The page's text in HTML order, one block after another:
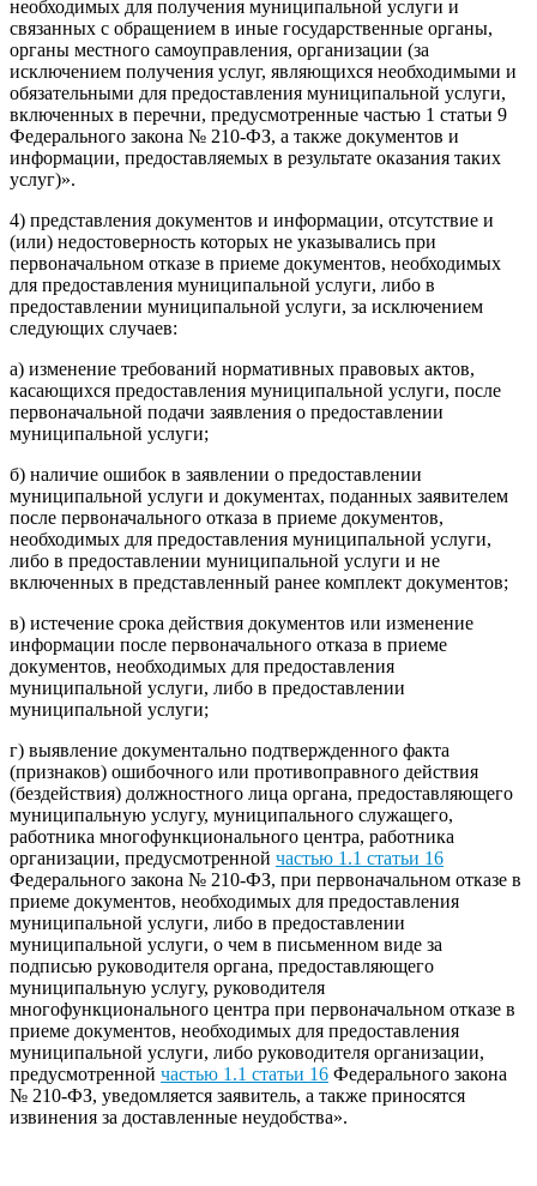
необходимых для получения муниципальной услуги и
связанных с обращением в иные государственные органы,
органы местного самоуправления, организации (за
исключением получения услуг, являющихся необходимыми и
обязательными для предоставления муниципальной услуги,
включенных в перечни, предусмотренные частью 1 статьи 9
Федерального закона № 210-ФЗ, а также документов и
информации, предоставляемых в результате оказания таких
услуг)».
4) представления документов и информации, отсутствие и
(или) недостоверность которых не указывались при
первоначальном отказе в приеме документов, необходимых
для предоставления муниципальной услуги, либо в
предоставлении муниципальной услуги, за исключением
следующих случаев:
а) изменение требований нормативных правовых актов,
касающихся предоставления муниципальной услуги, после
первоначальной подачи заявления о предоставлении
муниципальной услуги;
б) наличие ошибок в заявлении о предоставлении
муниципальной услуги и документах, поданных заявителем
после первоначального отказа в приеме документов,
необходимых для предоставления муниципальной услуги,
либо в предоставлении муниципальной услуги и не
включенных в представленный ранее комплект документов;
в) истечение срока действия документов или изменение
информации после первоначального отказа в приеме
документов, необходимых для предоставления
муниципальной услуги, либо в предоставлении
муниципальной услуги;
г) выявление документально подтвержденного факта
(признаков) ошибочного или противоправного действия
(бездействия) должностного лица органа, предоставляющего
муниципальную услугу, муниципального служащего,
работника многофункционального центра, работника
организации, предусмотренной частью 1.1 статьи 16
Федерального закона № 210-ФЗ, при первоначальном отказе в
приеме документов, необходимых для предоставления
муниципальной услуги, либо в предоставлении
муниципальной услуги, о чем в письменном виде за
подписью руководителя органа, предоставляющего
муниципальную услугу, руководителя
многофункционального центра при первоначальном отказе в
приеме документов, необходимых для предоставления
муниципальной услуги, либо руководителя организации,
предусмотренной частью 1.1 статьи 16 Федерального закона
№ 210-ФЗ, уведомляется заявитель, а также приносятся
извинения за доставленные неудобства».